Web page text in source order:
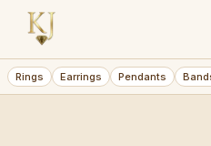
Rings Earrings Pendants